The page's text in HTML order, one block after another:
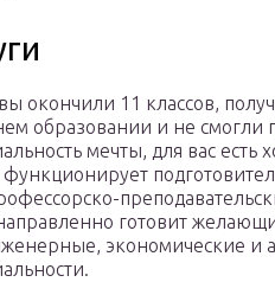
окончили 11 классов,
образовании и не смогли
мечты, для вас есть
готовит
экономические и